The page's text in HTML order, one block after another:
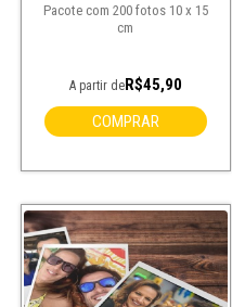
Pacote com 200 fotos 10 x 15
cm
A partir deR$45,90
COMPRAR